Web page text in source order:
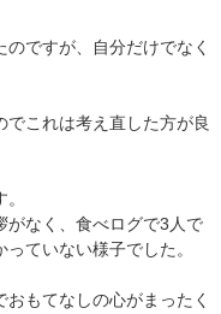
ですが、自分だけでなく
これは考え直した方が良
がなく、食べログで3人で
ていない様子でした。
もてなしの心がまったく